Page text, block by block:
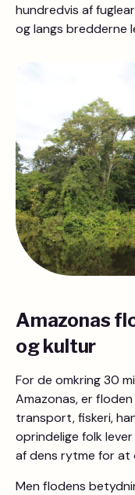
hundredvis af
og langs bredderne
Amazonas
og kultur
For de omkring 30
Amazonas, er
transport, fiskeri,
oprindelige folk
af dens rytme for at
Men flodens